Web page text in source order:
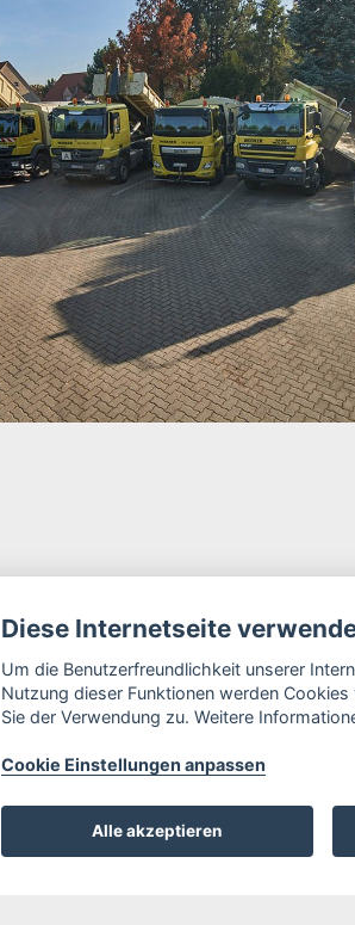
Diese Internetseite
Um die Benutzerfreundlichkeit unserer
Nutzung dieser Funktionen werden
Sie der Verwendung zu. Weitere
Cookie Einstellungen anpassen
Alle akzeptieren